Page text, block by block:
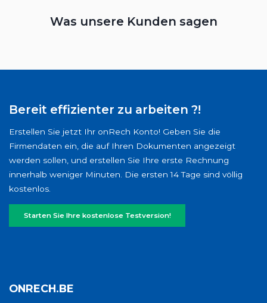
Was unsere Kunden sagen
Bereit effizienter zu arbeiten ?!
Erstellen Sie jetzt Ihr onRech Konto! Geben Sie die
Firmendaten ein, die auf Ihren Dokumenten angezeigt
werden sollen, und erstellen Sie Ihre erste Rechnung
innerhalb weniger Minuten. Die ersten 14 Tage sind völlig
kostenlos.
Starten Sie Ihre kostenlose Testversion!
ONRECH.BE